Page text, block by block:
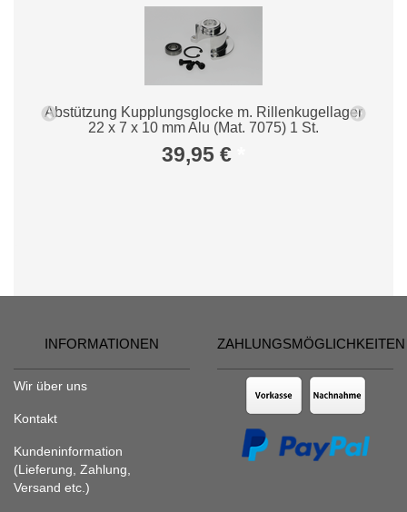
Abstützung Kupplungsglocke m. Rillenkugellager
22 x 7 x 10 mm Alu (Mat. 7075) 1 St.
39,95 €
INFORMATIONEN
Wir über uns
Kontakt
Kundeninformation
(Lieferung, Zahlung,
Versand etc.)
ZAHLUNGSMÖGLICHKEITEN